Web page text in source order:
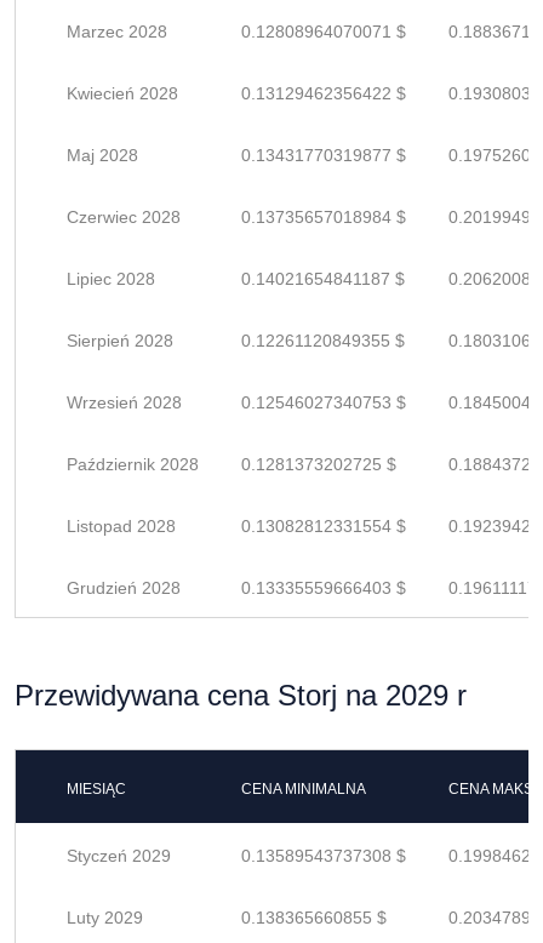
Marzec 2028 0.12808964070071 $
Kwiecień 2028 0.13129462356422 $
Maj 2028 0.13431770319877 $
Czerwiec 2028 0.13735657018984 $
Lipiec 2028 0.14021654841187 $
Sierpień 2028 0.12261120849355 $
Wrzesień 2028 0.12546027340753 $
Październik 2028 0.1281373202725 $
Listopad 2028 0.13082812331554 $
Grudzień 2028 0.13335559666403 $
Przewidywana cena Storj na 2029 r
MIESIĄC CENA MINIMALNA CENA
Styczeń 2029 0.13589543737308 $
Luty 2029 0.138365660855 $